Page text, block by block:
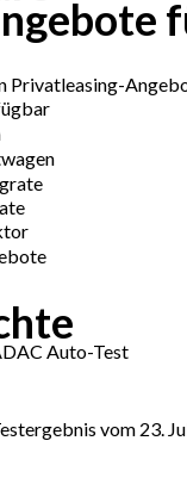
Privatleasing-
Auto-Test
vom 23.